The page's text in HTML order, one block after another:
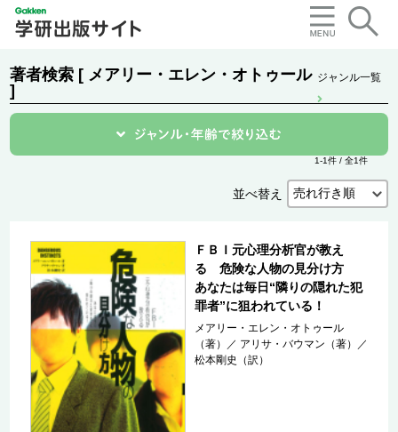
著者検索 [ メアリー・エレン・オトゥール
]
ジャンル一覧
1-1件 / 全1件
並べ替え
ＦＢＩ元心理分析官が教え
る 危険な人物の見分け方
あなたは毎日“隣りの隠れた犯
罪者”に狙われている！
メアリー・エレン・オトゥール
（著）
／ アリサ・バウマン（著）
／
松本剛史（訳）